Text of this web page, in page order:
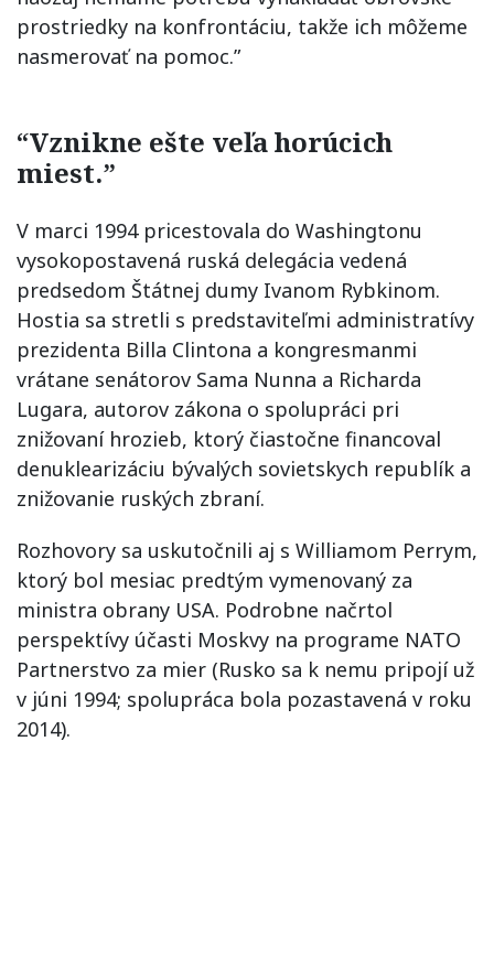
prostriedky na konfrontáciu, takže ich môžeme
nasmerovať na pomoc.”
“Vznikne ešte veľa horúcich
miest.”
V marci 1994 pricestovala do Washingtonu
vysokopostavená ruská delegácia vedená
predsedom Štátnej dumy Ivanom Rybkinom.
Hostia sa stretli s predstaviteľmi administratívy
prezidenta Billa Clintona a kongresmanmi
vrátane senátorov Sama Nunna a Richarda
Lugara, autorov zákona o spolupráci pri
znižovaní hrozieb, ktorý čiastočne financoval
denuklearizáciu bývalých sovietskych republík a
znižovanie ruských zbraní.
Rozhovory sa uskutočnili aj s Williamom Perrym,
ktorý bol mesiac predtým vymenovaný za
ministra obrany USA. Podrobne načrtol
perspektívy účasti Moskvy na programe NATO
Partnerstvo za mier (Rusko sa k nemu pripojí už
v júni 1994; spolupráca bola pozastavená v roku
2014).